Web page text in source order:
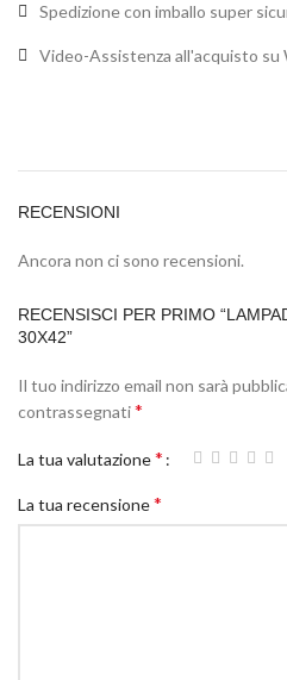
Spedizione con imballo super
Video-Assistenza all'acquisto su
RECENSIONI
Ancora non ci sono recensioni.
RECENSISCI PER PRIMO
30X42”
Il tuo indirizzo email non sarà
contrassegnati*
La tua valutazione*
La tua recensione*